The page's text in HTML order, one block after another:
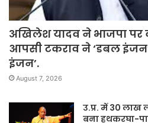
अखिलेश यादव ने भाजपा
आपसी टकराव ने ‘डबल इंजन’
इंजन’.
August 7, 2026
उ.प्र. में 30 लाख
बना हथकरघा-